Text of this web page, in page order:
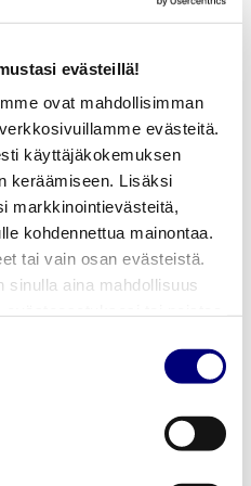
evästeillä!
ovat mahdollisimman
evästeitä.
käyttäjäkokemuksen
keräämiseen. Lisäksi
markkinointievästeitä,
kohdennettua mainontaa.
tai vain osan evästeistä.
sinulla aina mahdollisuus
biovoimakattila.
80 MW ja siinä
% biopolttoaineita.
otetaan lämpöä talteen
hiilidioksidia
000 tonnia vuodessa.